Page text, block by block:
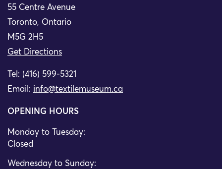
55 Centre Avenue
Toronto, Ontario
M5G 2H5
Get Directions
Tel: (416) 599-5321
Email: info@textilemuseum.ca
OPENING HOURS
Monday to Tuesday:
Closed
Wednesday to Sunday: